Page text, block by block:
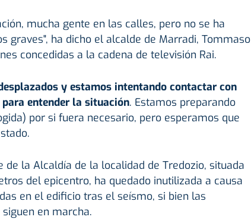
mucha gente en las calles, pero no se ha
graves", ha dicho el alcalde de Marradi, Tommaso
concedidas a la cadena de televisión Rai.
y estamos intentando contactar con
entender la situación. Estamos preparando
por si fuera necesario, pero esperamos que
de la Alcaldía de la localidad de Tredozio, situada
del epicentro, ha quedado inutilizada a causa
en el edificio tras el seísmo, si bien las
en marcha.